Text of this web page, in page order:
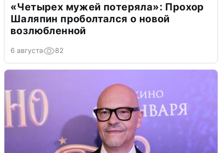
«Четырех мужей потеряла»: Прохор
Шаляпин проболтался о новой
возлюбленной
6 августа 82